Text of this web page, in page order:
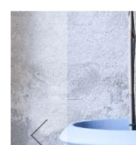
изображенията